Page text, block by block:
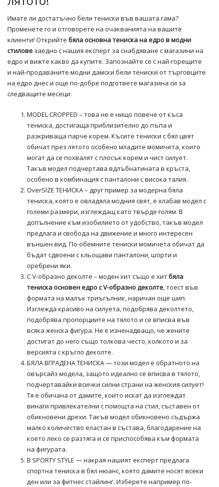
Имате ли достатъчно бели тениски във вашата гама?
Променете го и отговорете на очакванията на вашите
клиенти! Открийте бяла основна тениска на едро в модни
стилове заедно с нашия експерт за снабдяване с магазини на
едро и вижте какво да купите. Запознайте се с най-горещите
и най-продаваните модни дамски бели тениски от търговците
на едро днес и още по-добре подгответе магазина си за
следващите месеци:
MODEL CROPPED – това не е нищо повече от къса
тениска, достигаща приблизително до пъпа и
разкриваща парче корем. Късите тениски с бял цвят
обичат през лятото особено младите момичета, които
могат да се похвалят с плосък корем и чист силует.
Такъв модел подчертава вдлъбнатината в кръста,
особено в комбинация с панталони с висока талия.
OverSIZE ТЕНИСКА – друг пример за модерна бяла
тениска, която е овладяла модния свят, е хлабав модел с
големи размери, изглеждащ като твърде голям. В
допълнение към изобилието от удобство, такъв модел
предлага и свобода на движение и много интересен
външен вид. По-обемните тениски момичета обичат да
бъдат сдвоени с кльощави панталони, шорти и
оребрени яки.
С V-образно деколте – моден хит също е хитбяла
тениска основен едрос V-образно деколте, тоест във
формата на малък триъгълник, наричан още шип.
Изглежда красиво на силуета, подобрява деколтето,
подобрява пропорциите на тялото и се вписва във
всяка женска фигура. Не е изненадващо, че жените
достигат до него също толкова често, колкото и за
версията с кръгло деколте.
БЯЛА ВГРАДЕНА ТЕНИСКА — този модел е обратното на
овърсайз модела, защото идеално се вписва в тялото,
подчертавайки всички силни страни на женския силует!
Тя е обичана от дамите, които искат да изглеждат
винаги привлекателни с помощта на стил, съставен от
обикновени дрехи. Такъв модел обикновено съдържа
малко количество еластан в състава, благодарение на
което леко се разтяга и се приспособява към формата
на фигурата.
В SPORTY STYLE — накрая нашият експерт предлага
спортна тениска в бял нюанс, която дамите носят всеки
ден или за фитнес стайлинг. Изберете например по-